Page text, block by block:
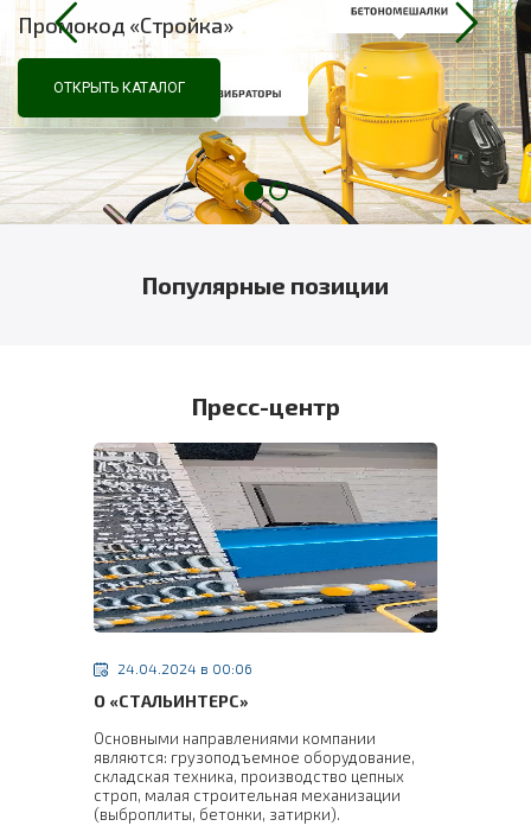
Промокод «Стройка»
ОТКРЫТЬ КАТАЛОГ
Популярные позиции
Пресс-центр
24.04.2024 в 00:06
О «СТАЛЬИНТЕРС»
Основными направлениями компании
являются: грузоподъемное оборудование,
складская техника, производство цепных
строп, малая строительная механизации
(выброплиты, бетонки, затирки).